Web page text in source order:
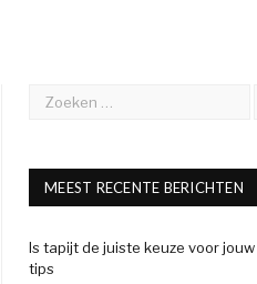
MEEST RECENTE BERICHTEN
Is tapijt de juiste keuze voor
tips